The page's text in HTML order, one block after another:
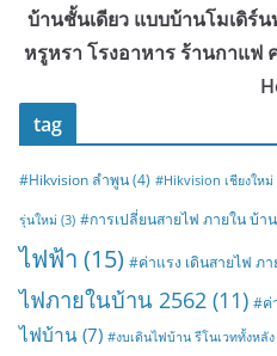
บ้านชั้นเดียว แบบบ้านโมเดิร์
หรูหรา โรงอาหาร ร้านกาแฟ
tag
#Hikvision ลำพูน(4) #Hikvision เชียงใหม่
รุ่นใหม่ (3) #การเปลี่ยนสายไฟ ภายใน บ้าน
ไฟฟ้า (15) #ค่าแรง เดินสายไฟ ภ
ไฟภายในบ้าน 2562 (11) #ค่
ไฟบ้าน(7) #งบเดินไฟบ้าน รีโนเวททั้งหลัง